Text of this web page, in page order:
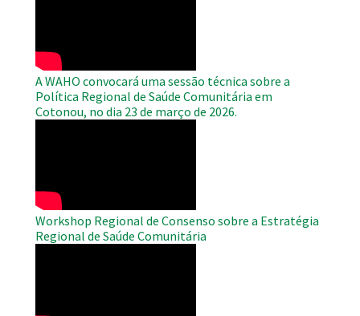
A WAHO convocará uma sessão técnica sobre a
Política Regional de Saúde Comunitária em
Cotonou, no dia 23 de março de 2026.
Workshop Regional de Consenso sobre a Estratégia
Regional de Saúde Comunitária